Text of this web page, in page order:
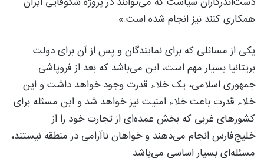
همکاری کنند نیز انجام شده است.»
یکی از مسائلی که برای نمایندگان و پس از آن برای دولت
بریتانیا بسیار مهم است، این می‌باشد که بعد از فروپاشی
جمهوری اسلامی، یک خلاء قدرت وجود خواهد داشت و این
خلاء قدرت باعث خلاء امنیت نیز خواهد شد و این مسئله برای
کشورهای غربی که بخش عمده‌ای از تجارت خود را از
خلیج‌فارس انجام می‌دهند و خواهان ناآرامی در منطقه نیستند،
مسئله‌ای بسیار اساسی می‌باشد.